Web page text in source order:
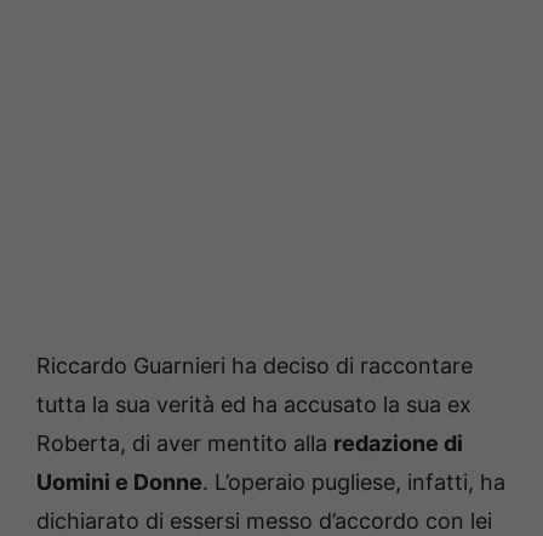
Riccardo Guarnieri ha deciso di raccontare
tutta la sua verità ed ha accusato la sua ex
Roberta, di aver mentito alla redazione di
Uomini e Donne. L’operaio pugliese, infatti, ha
dichiarato di essersi messo d’accordo con lei